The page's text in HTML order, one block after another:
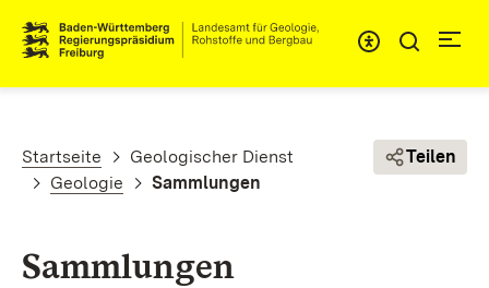
Pfadnavigation
Startseite
Geologischer Dienst
Geologie
Sammlungen
Teilen
Sammlungen